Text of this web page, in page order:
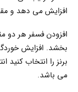
افزایش می دهد و
افزودن فسفر هر دو
بخشد. افزایش
برنز را انتخاب کنید
می باشد.